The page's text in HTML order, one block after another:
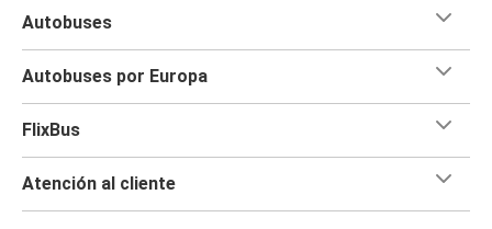
Autobuses
Autobuses por Europa
FlixBus
Atención al cliente